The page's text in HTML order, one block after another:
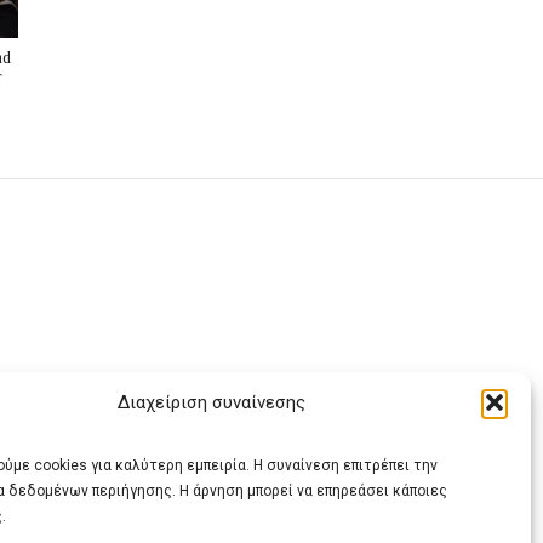
Διαχείριση συναίνεσης
cookies για καλύτερη εμπειρία. Η συναίνεση επιτρέπει την
δεδομένων περιήγησης. Η άρνηση μπορεί να επηρεάσει κάποιες